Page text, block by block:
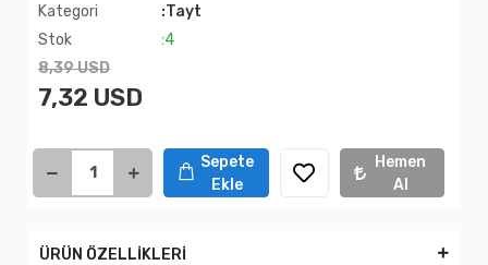
Kategori
:Tayt
Stok
:4
8,39 USD
7,32 USD
Sepete
Ekle
Hemen
Al
ÜRÜN ÖZELLİKLERİ